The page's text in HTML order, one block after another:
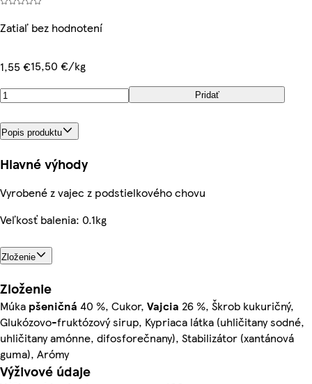
Zatiaľ bez hodnotení
1,55 €15,50 €/kg
Pridať
Popis produktu
Hlavné výhody
Vyrobené z vajec z podstielkového chovu
Veľkosť balenia: 0.1kg
Zloženie
Zloženie
Múka pšeničná 40 %, Cukor, Vajcia 26 %, Škrob kukuričný,
Glukózovo-fruktózový sirup, Kypriaca látka (uhličitany sodné,
uhličitany amónne, difosforečnany), Stabilizátor (xantánová
guma), Arómy
Výživové údaje